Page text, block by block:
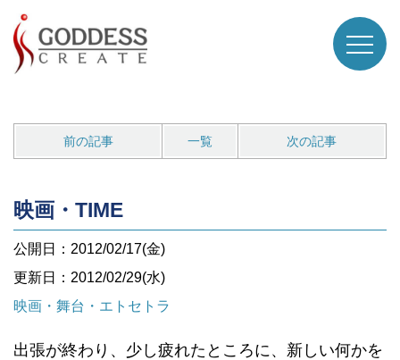
前の記事 一覧 次の記事
映画・TIME
公開日：2012/02/17(金)
更新日：2012/02/29(水)
映画・舞台・エトセトラ
出張が終わり、少し疲れたところに、新しい何かを